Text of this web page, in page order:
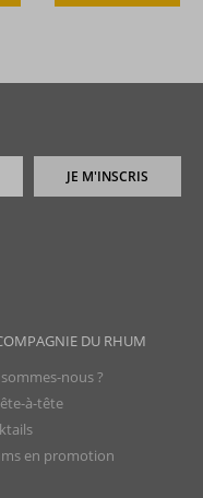
JE M'INSCRIS
DU RHUM
nous ?
à-tête
en promotion